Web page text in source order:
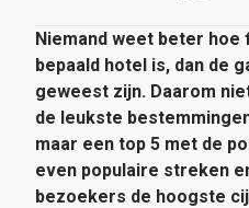
Niemand weet beter
bepaald hotel is, dan de
geweest zijn. Daarom
de leukste
maar een top 5 met de
even populaire streken
bezoekers de hoogste